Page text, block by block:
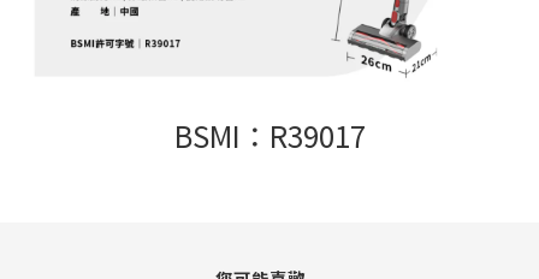
BSMI：R39017